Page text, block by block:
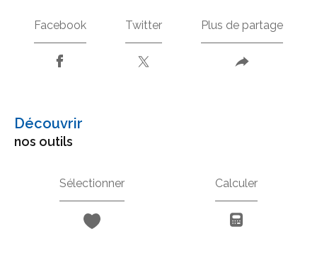
Facebook Twitter Plus de partage
découvrir
nos outils
Sélectionner Calculer